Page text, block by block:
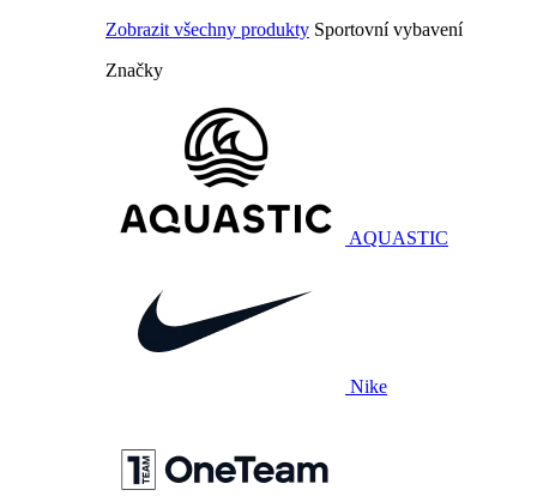
Zobrazit všechny produkty Sportovní vybavení
Značky
AQUASTIC
Nike